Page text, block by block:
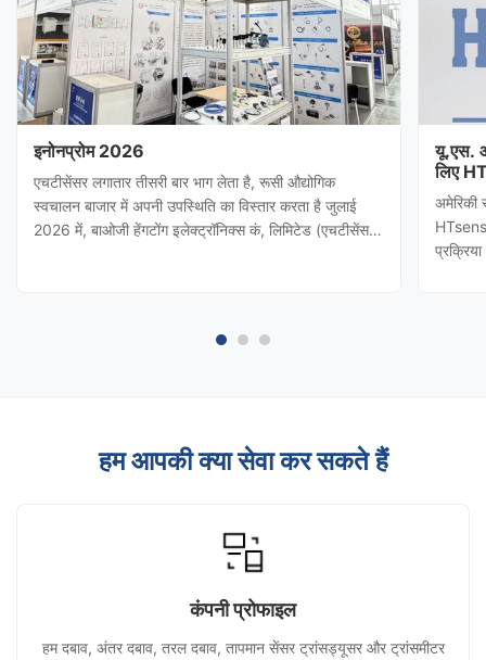
इनोनप्रोम 2026
एचटीसेंसर लगातार तीसरी बार भाग लेता है, रूसी औद्योगिक
स्वचालन बाजार में अपनी उपस्थिति का विस्तार करता है जुलाई
2026 में, बाओजी हेंगटोंग इलेक्ट्रॉनिक्स कं, लिमिटेड (एचटीसेंसर)
यू.एस.
लिए
अमेरिकी
हम आपकी क्या सेवा कर सकते हैं
कंपनी प्रोफाइल
हम दबाव, अंतर दबाव, तरल दबाव, तापमान सेंसर ट्रांसड्यूसर और ट्रांसमीटर